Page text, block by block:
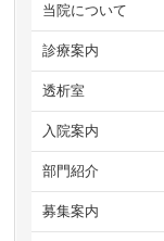
当院について
診療案内
透析室
入院案内
部門紹介
募集案内